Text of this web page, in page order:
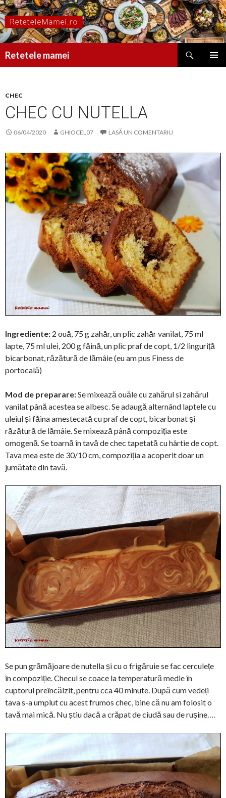
Retetele mamei
CHEC
CHEC CU NUTELLA
06/04/2020 GHIOCEL07 LASĂ UN COMENTARIU
Ingrediente: 2 ouă, 75 g zahăr, un plic zahăr vanilat, 75 ml
lapte, 75 ml ulei, 200 g făină, un plic praf de copt, 1/2 linguriță
bicarbonat, răzătură de lămâie (eu am pus Finess de
portocală)
Mod de preparare:Se mixează ouăle cu zahărul si zahărul
vanilat până acestea se albesc. Se adaugă alternând laptele cu
uleiul și făina amestecată cu praf de copt, bicarbonat și
răzătură de lămâie. Se mixează până compoziția este
omogenă. Se toarnă în tavă de chec tapetată cu hârtie de copt.
Tava mea este de 30/10 cm, compoziția a acoperit doar un
jumătate din tavă.
Se pun grămăjoare de nutella și cu o frigăruie se fac cerculețe
în compoziție. Checul se coace la temperatură medie în
cuptorul preîncălzit, pentru cca 40 minute. După cum vedeți
tava s-a umplut cu acest frumos chec, bine că nu am folosit o
tavă mai mică. Nu știu dacă a crăpat de ciudă sau de rușine….